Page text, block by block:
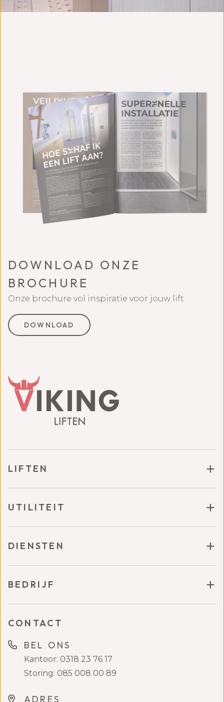
DOWNLOAD ONZE
BROCHURE
Onze brochure vol inspiratie voor jouw lift
DOWNLOAD
LIFTEN
UTILITEIT
DIENSTEN
BEDRIJF
CONTACT
BEL ONS
Kantoor: 0318 23 76 17
Storing: 085 008 00 89
ADRES